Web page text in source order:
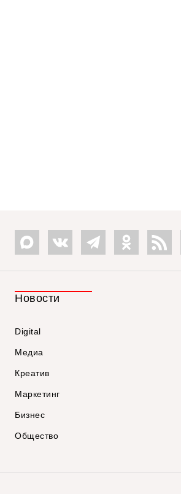
Новости
Digital
Медиа
Креатив
Маркетинг
Бизнес
Общество